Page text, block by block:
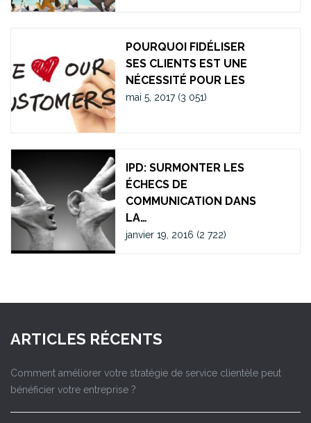
POURQUOI FIDÉLISER
SES CLIENTS EST UNE
NÉCESSITÉ POUR LES
mai 5, 2017 (3 051)
IPD: SURMONTER LES
ÉCHECS DE
COMMUNICATION DANS
LA…
janvier 19, 2016 (2 722)
ARTICLES RÉCENTS
Comment améliorer votre stratégie de service clientèle peut
bénéficier votre entreprise ?